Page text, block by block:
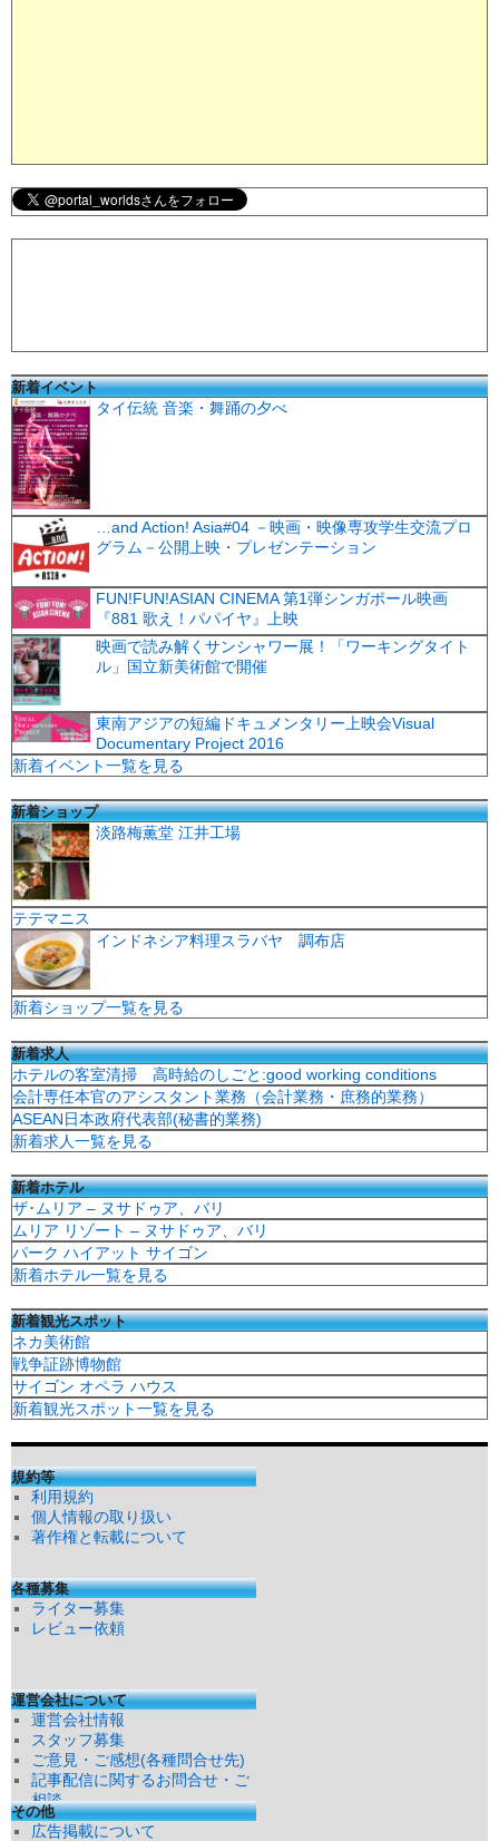
新着イベント
タイ伝統 音楽・舞踊の夕べ
…and Action! Asia#04 －映画・映像専攻学生交流プロ
グラム－公開上映・プレゼンテーション
FUN!FUN!ASIAN CINEMA 第1弾シンガポール映画
『881 歌え！パパイヤ』上映
映画で読み解くサンシャワー展！「ワーキングタイト
ル」国立新美術館で開催
東南アジアの短編ドキュメンタリー上映会Visual
Documentary Project 2016
新着イベント一覧を見る
新着ショップ
淡路梅薫堂 江井工場
テテマニス
インドネシア料理スラバヤ 調布店
新着ショップ一覧を見る
新着求人
ホテルの客室清掃 高時給のしごと:good working conditions
会計専任本官のアシスタント業務（会計業務・庶務的業務）
ASEAN日本政府代表部(秘書的業務)
新着求人一覧を見る
新着ホテル
ザ･ムリア – ヌサドゥア、バリ
ムリア リゾート – ヌサドゥア、バリ
パーク ハイアット サイゴン
新着ホテル一覧を見る
新着観光スポット
ネカ美術館
戦争証跡博物館
サイゴン オペラ ハウス
新着観光スポット一覧を見る
規約等
利用規約
個人情報の取り扱い
著作権と転載について
各種募集
ライター募集
レビュー依頼
運営会社について
運営会社情報
スタッフ募集
ご意見・ご感想(各種問合せ先)
記事配信に関するお問合せ・ご
相談
その他
広告掲載について